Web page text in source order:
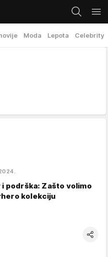
Moda Lepota Celebrity
i podrška: Zašto volimo
kolekciju